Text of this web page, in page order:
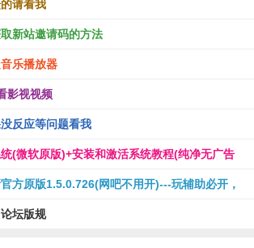
请看我
新站邀请码的方法
乐播放器
影视视频
反应等问题看我
(微软原版)+安装和激活系统教程(纯净无广告
方原版1.5.0.726(网吧不用开)---玩辅助必开，
论坛版规